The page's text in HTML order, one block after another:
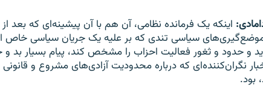
اینکه یک فرمانده نظامی، آن هم با آن پیشینه‌ای که بعد
سیاسی تندی که بر علیه یک جریان سیاسی خاص از
و حدود و ثغور فعالیت احزاب را مشخص کند، پیام بسیار بد و
نگران‌کننده‌ای که درباره محدودیت آزادی‌های مشروع و
بود.